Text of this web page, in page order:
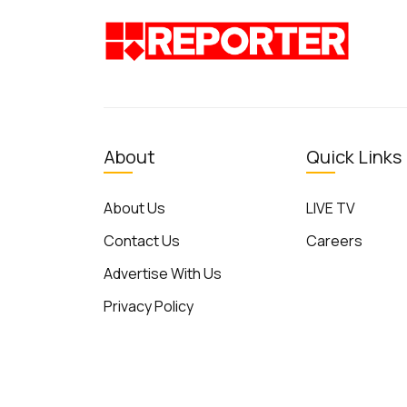
About
About Us
Contact Us
Advertise With Us
Privacy Policy
Quick Links
LIVE TV
Careers